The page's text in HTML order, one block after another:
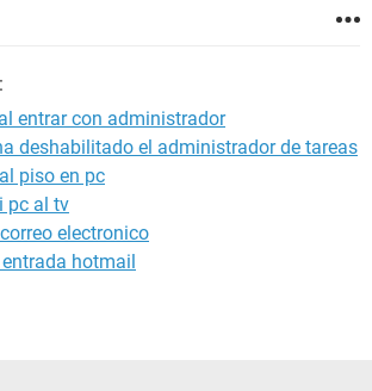
entrar con administrador
deshabilitado el administrador de tareas
piso en pc
pc al tv
electronico
hotmail